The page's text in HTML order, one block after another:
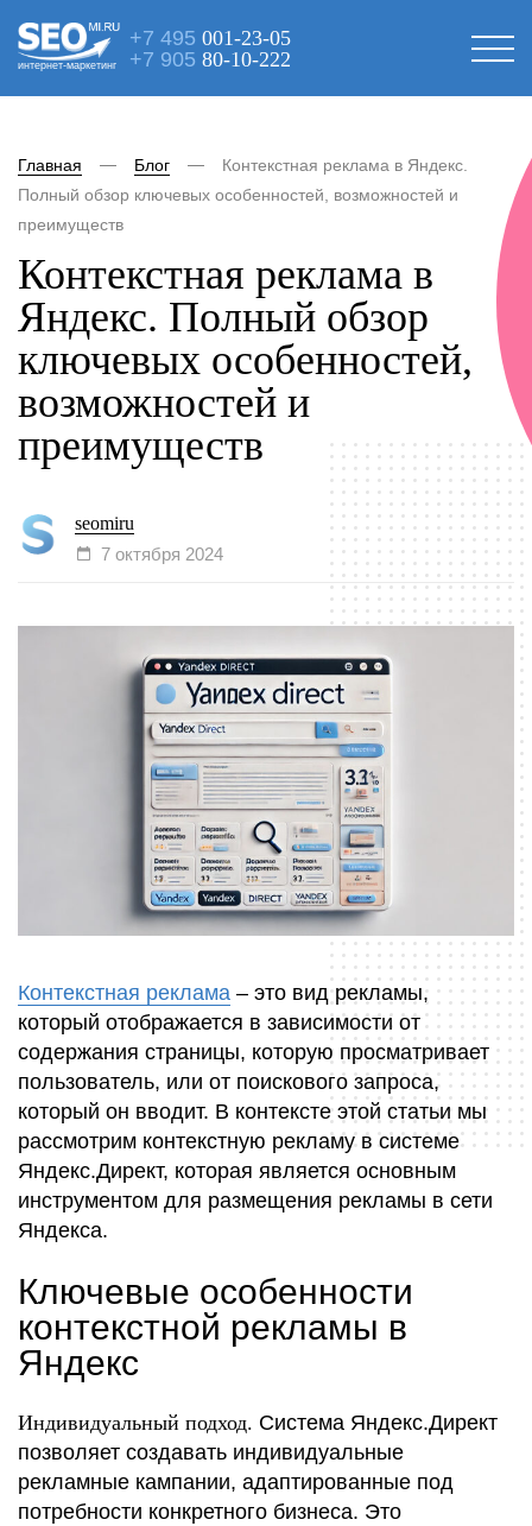
интернет-маркетинг
+7 495 001-23-05
+7 905 80-10-222
Главная Блог
Контекстная реклама в Яндекс.
Полный обзор ключевых особенностей, возможностей и
преимуществ
Контекстная реклама в
Яндекс. Полный обзор
ключевых особенностей,
возможностей и
преимуществ
seomiru
7 октября 2024
Контекстная реклама – это вид рекламы,
который отображается в зависимости от
содержания страницы, которую просматривает
пользователь, или от поискового запроса,
который он вводит. В контексте этой статьи мы
рассмотрим контекстную рекламу в системе
Яндекс.Директ, которая является основным
инструментом для размещения рекламы в сети
Яндекса.
Ключевые особенности
контекстной рекламы в
Яндекс
Индивидуальный подход. Система Яндекс.Директ
позволяет создавать индивидуальные
рекламные кампании, адаптированные под
потребности конкретного бизнеса. Это